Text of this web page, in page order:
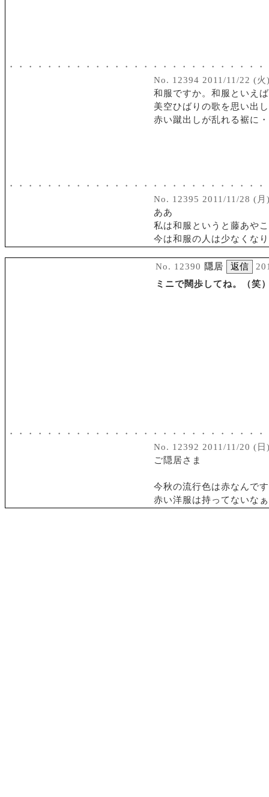
・・・・・・・・・・・・・・・・・・・・・・・・・・
No. 12394 2011/11/22 (
和服ですか。和服といえ
美空ひばりの歌を思い出
赤い蹴出しが乱れる裾に
・・・・・・・・・・・・・・・・・・・・・・・・・・
No. 12395 2011/11/28 (
ああ
私は和服というと藤あや
今は和服の人は少なくな
No. 12390 隠居
ミニで闊歩してね。（笑
・・・・・・・・・・・・・・・・・・・・・・・・・・
No. 12392 2011/11/20 (
ご隠居さま
今秋の流行色は赤なんで
赤い洋服は持ってないなぁ